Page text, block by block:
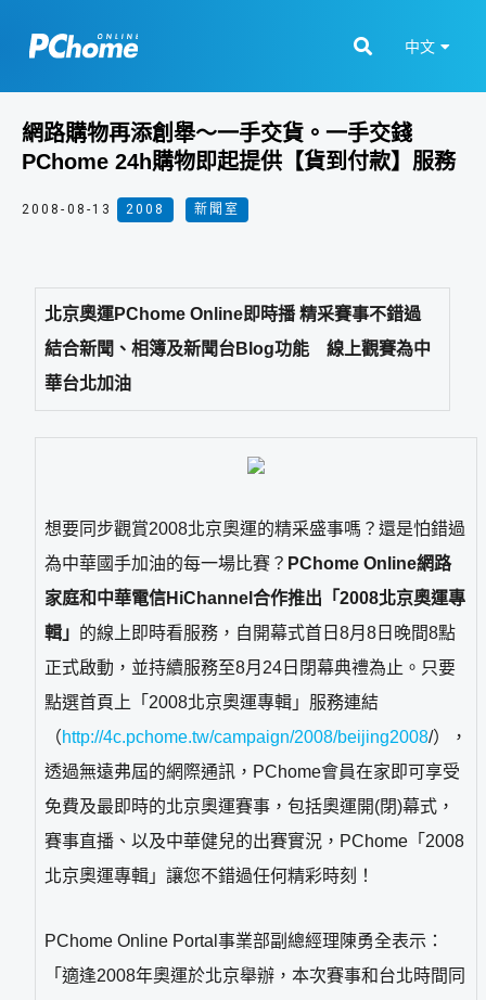
中文
網路購物再添創舉～一手交貨。一手交錢
PChome 24h購物即起提供【貨到付款】服務
2008-08-13 2008 新聞室
北京奧運PChome Online即時播 精采賽事不錯過
結合新聞、相簿及新聞台Blog功能 線上觀賽為中
華台北加油
想要同步觀賞2008北京奧運的精采盛事嗎？還是怕錯過
為中華國手加油的每一場比賽？ PChome Online網路
家庭和中華電信HiChannel合作推出「2008北京奧運專
輯」 的線上即時看服務，自開幕式首日8月8日晚間8點
正式啟動，並持續服務至8月24日閉幕典禮為止。只要
點選首頁上「2008北京奧運專輯」服務連結
（http://4c.pchome.tw/campaign/2008/beijing2008/），
透過無遠弗屆的網際通訊，PChome會員在家即可享受
免費及最即時的北京奧運賽事，包括奧運開(閉)幕式，
賽事直播、以及中華健兒的出賽實況，PChome「2008
北京奧運專輯」讓您不錯過任何精彩時刻！
PChome Online Portal事業部副總經理陳勇全表示：
「適逢2008年奧運於北京舉辦，本次賽事和台北時間同